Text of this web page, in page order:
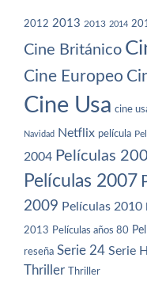
2012 2013 2013 2014
Cine Británico
Cine Europeo
Cine Usa cine
Navidad Netflix película
2004 Películas
Películas 2007
2009 Películas 2010
2013 Películas años 80
reseña Serie 24 Serie
Thriller Thriller